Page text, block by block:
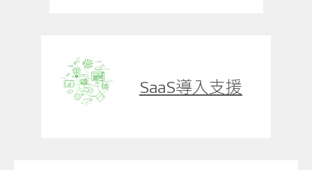
SaaS導入支援